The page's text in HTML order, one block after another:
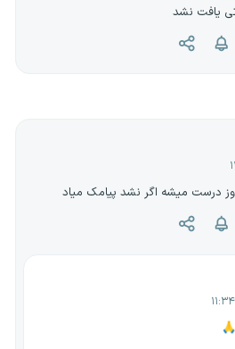
یافت نشد
درست میشه اگر نشد پیامک میاد